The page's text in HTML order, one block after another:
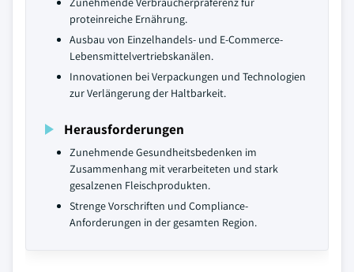
proteinreiche Ernährung.
Ausbau von Einzelhandels- und E-Commerce-
Lebensmittelvertriebskanälen.
Innovationen bei Verpackungen und Technologien
zur Verlängerung der Haltbarkeit.
Herausforderungen
Zunehmende Gesundheitsbedenken im
Zusammenhang mit verarbeiteten und stark
gesalzenen Fleischprodukten.
Strenge Vorschriften und Compliance-
Anforderungen in der gesamten Region.